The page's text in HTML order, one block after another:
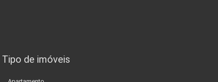
Tipo de imóveis